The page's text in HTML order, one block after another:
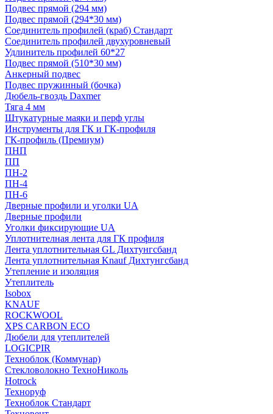
Подвес прямой (294 мм)
Подвес прямой (294*30 мм)
Соединитель профилей (краб) Стандарт
Соединитель профилей двухуровневый
Удлинитель профилей 60*27
Подвес прямой (510*30 мм)
Анкерный подвес
Подвес пружинный (бочка)
Дюбель-гвоздь Daxmer
Тяга 4 мм
Штукатурные маяки и перф углы
Инструменты для ГК и ГК-профиля
ГК-профиль (Премиум)
ПНП
ПП
ПН-2
ПН-4
ПН-6
Дверные профили и уголки UA
Дверные профили
Уголки фиксирующие UA
Уплотнителная лента для ГК профиля
Лента уплотнительная GL Дихтунгсбанд
Лента уплотнительная Knauf Дихтунгсбанд
Утепление и изоляция
Утеплитель
Isobox
KNAUF
ROCKWOOL
XPS CARBON ECO
Дюбели для утеплителей
LOGICPIR
Техноблок (Коммунар)
Стекловолокно ТехноНиколь
Hotrock
Технoруф
Техноблок Стандарт